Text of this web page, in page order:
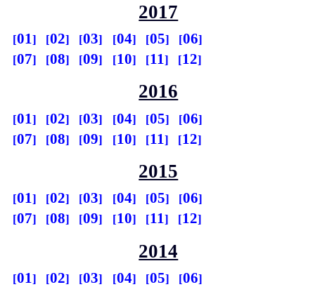
2017
01 02 03 04 05
06
07
08 09 10 11 12
2016
01 02 03 04 05
06
07
08 09 10 11 12
2015
01 02 03 04 05
06
07
08 09 10 11 12
2014
01 02 03 04 05
06